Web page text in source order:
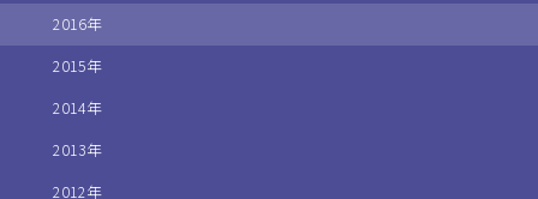
2016年
2015年
2014年
2013年
2012年